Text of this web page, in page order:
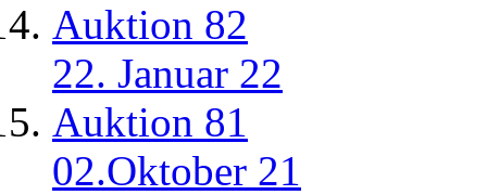
Auktion 82
22. Januar 22
Auktion 81
02.Oktober 21